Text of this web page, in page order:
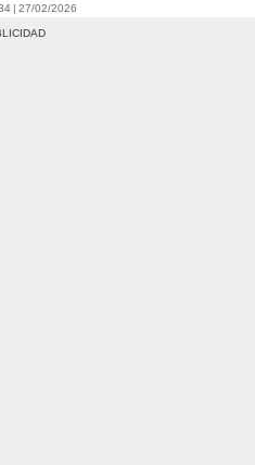
| 27/02/2026